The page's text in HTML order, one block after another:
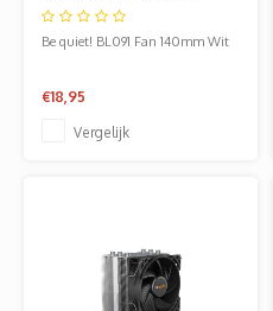
140mm Case Fan Wit
Be quiet! BL091 Fan 140mm Wit
€18,95
Vergelijk